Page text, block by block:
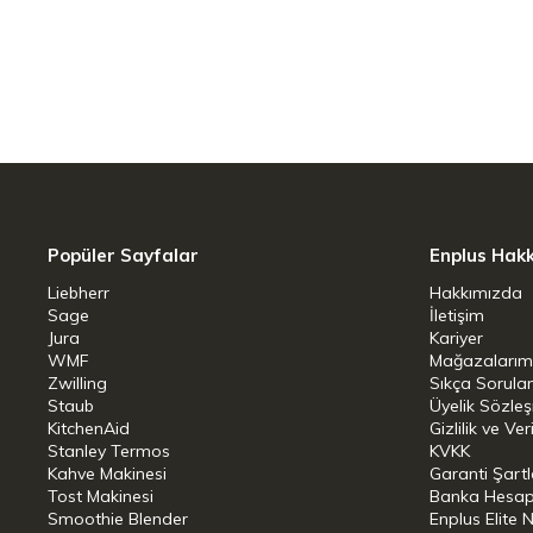
kapıları: Bu özelliği Miele'nin yenilikçi
30 derecelik bir açıdan itibaren
yavaşlayarak kapanmasını sağlıyor
MasterCool – Active AirClean filtre
Gıda malzemelerinin muhafaza
kokusuz da olmalı. Aynı koşul,
Popüler Sayfalar
Liebherr
Sage
Jura
WMF
Zwilling
Staub
KitchenAid
Stanley Termos
Kahve Makinesi
Tost Makinesi
Smoothie Blender
Enplus
Hakkımızda
İletişim
Kariyer
Sıkça
Üyelik
Gizlilik ve
KVKK
Garanti
Banka
Enplus Elite